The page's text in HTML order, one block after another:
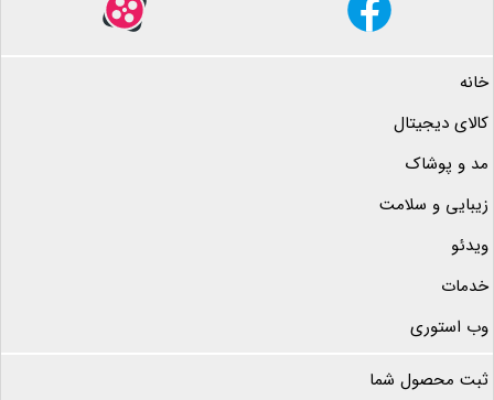
خانه
کالای دیجیتال
مد و پوشاک
زیبایی و سلامت
ویدئو
خدمات
وب استوری
ثبت محصول شما